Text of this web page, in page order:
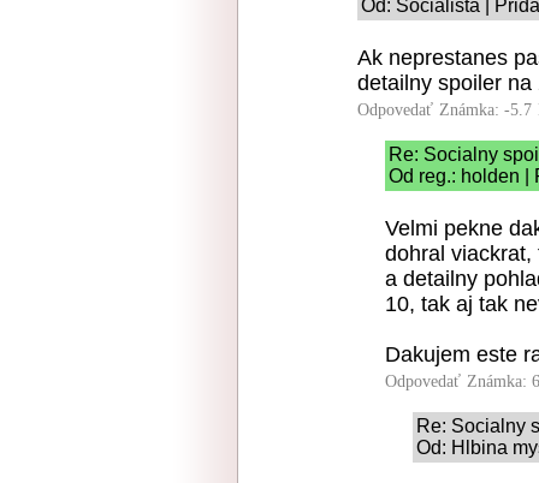
Od: Socialista |
Ak neprestanes
detailny spoiler na
Odpovedať Známka: -5.7
Re: Socialny
Od reg.: holden |
Velmi pekne
dohral
a detailny
10, tak aj tak
Dakujem este
Odpovedať Známka:
Re: Socialny
Od: Hlbina